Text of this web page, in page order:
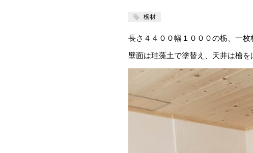
栃材
長さ４４００幅１０００の栃、一
壁面は珪藻土で塗替え、天井は檜を